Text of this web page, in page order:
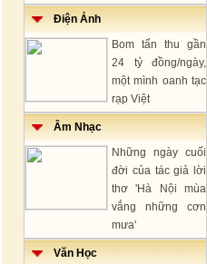
Điện Ảnh
Bom tấn thu gần
24 tỷ đồng/ngày,
một mình oanh tạc
rạp Việt
Âm Nhạc
Những ngày cuối
đời của tác giả lời
thơ 'Hà Nội mùa
vắng những cơn
mưa'
Văn Học